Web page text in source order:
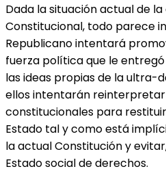
Dada la situación actual de
Constitucional, todo parece
Republicano intentará
fuerza política que le
las ideas propias de la ultra-
ellos intentarán
constitucionales para
Estado tal y como está
la actual Constitución y
Estado social de derechos.